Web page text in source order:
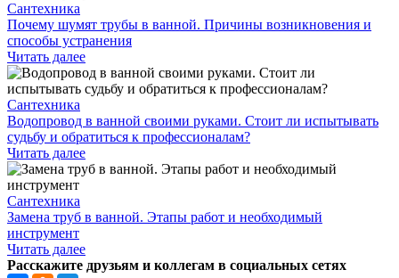
Сантехника
Почему шумят трубы в ванной. Причины возникновения и
способы устранения
Читать далее
Сантехника
Водопровод в ванной своими руками. Стоит ли испытывать
судьбу и обратиться к профессионалам?
Читать далее
Сантехника
Замена труб в ванной. Этапы работ и необходимый
инструмент
Читать далее
Расскажите друзьям и коллегам в социальных сетях